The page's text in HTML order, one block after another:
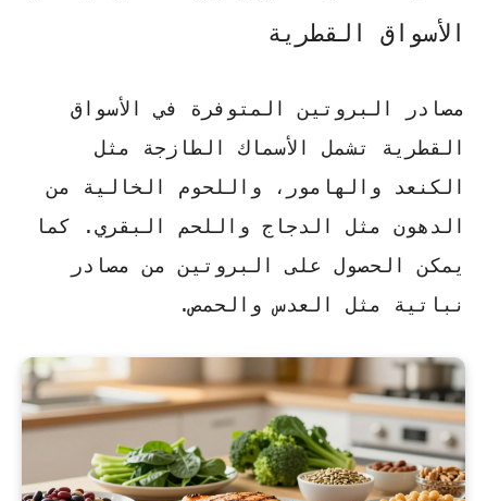
الأسواق القطرية
مصادر البروتين المتوفرة في الأسواق
القطرية تشمل الأسماك الطازجة مثل
الكنعد والهامور ، واللحوم الخالية من
الدهون مثل
الدجاج واللحم البقري. كما
يمكن الحصول على البروتين من مصادر
نباتية مثل
العدس والحمص.